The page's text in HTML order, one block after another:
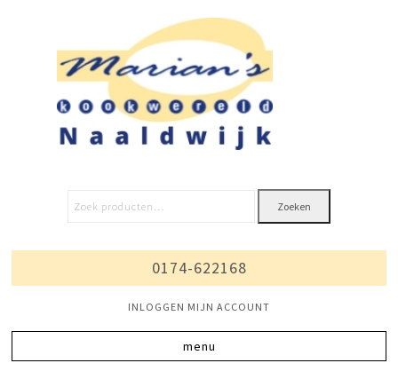
Zoeken
0174-622168
INLOGGEN MIJN ACCOUNT